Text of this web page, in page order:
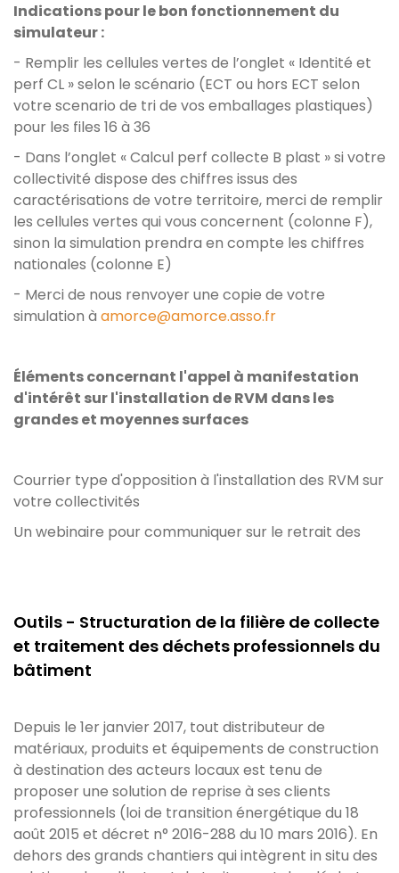
Indications pour le bon fonctionnement du
simulateur :
- Remplir les cellules vertes de l’onglet « Identité et
perf CL » selon le scénario (ECT ou hors ECT selon
votre scenario de tri de vos emballages plastiques)
pour les files 16 à 36
- Dans l’onglet « Calcul perf collecte B plast » si votre
collectivité dispose des chiffres issus des
caractérisations de votre territoire, merci de remplir
les cellules vertes qui vous concernent (colonne F),
sinon la simulation prendra en compte les chiffres
nationales (colonne E)
- Merci de nous renvoyer une copie de votre
simulation à amorce@amorce.asso.fr
Éléments concernant l'appel à manifestation
d'intérêt sur l'installation de RVM dans les
grandes et moyennes surfaces
Courrier type d'opposition à l'installation des RVM sur
votre collectivités
Un webinaire pour communiquer sur le retrait des
Outils - Structuration de la filière de collecte
et traitement des déchets professionnels du
bâtiment
Depuis le 1er janvier 2017, tout distributeur de
matériaux, produits et équipements de construction
à destination des acteurs locaux est tenu de
proposer une solution de reprise à ses clients
professionnels (loi de transition énergétique du 18
août 2015 et décret n° 2016-288 du 10 mars 2016). En
dehors des grands chantiers qui intègrent in situ des